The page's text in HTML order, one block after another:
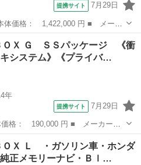
提携サイト 7月29日
ＢＯＸ ■ グレード名： Ｌ ４
ブクルーズコントロール 電動
ＯＸ Ｇ ＳＳパッケージ 《衝
システム》《プライバ…
年
提携サイト 7月29日
ＯＸ ■ グレード名： Ｇ ＳＳ
ステム》《プライバシーガラス》
ＯＸ Ｌ ・ガソリン車・ホンダ
正メモリーナビ・Ｂｌ…